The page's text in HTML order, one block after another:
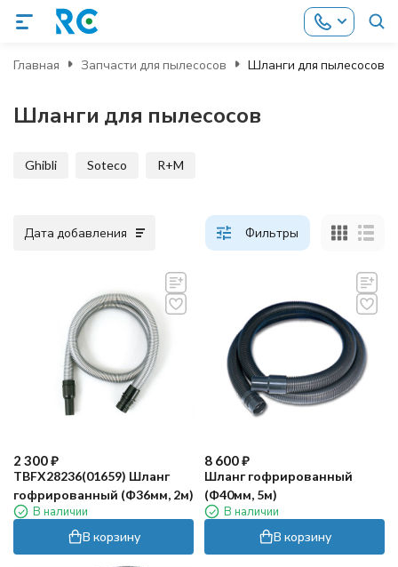
Главная Запчасти для пылесосов Шланги для пылесосов
Шланги для пылесосов
Ghibli Soteco R+M
Дата добавления Фильтры
2 300₽
TBFX28236(01659) Шланг
гофрированный (Ф36мм, 2м)
В наличии
В корзину
8 600₽
Шланг гофрированный
(Ф40мм, 5м)
В наличии
В корзину